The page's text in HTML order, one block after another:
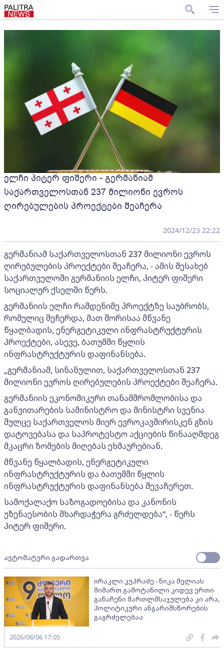
ელჩი პიტერ ფიშერი - გერმანიამ
საქართველოსთან 237 მილიონი ევროს
ღირებულების პროექტები შეაჩერა
2024/12/23 22:22
გერმანიამ საქართველოსთან 237 მილიონი ევროს
ღირებულების პროექტები შეაჩერა, - ამის შესახებ
საქართველოში გერმანიის ელჩი, პიტერ ფიშერი
სოციალურ ქსელში წერს.
გერმანიის ელჩი რამდენიმე პროექტზე საუბრობს,
რომელიც შეჩერდა, მათ შორისაა მწვანე
წყალბადის, ენერგეტიკული ინფრასტრუქტურის
პროექტები, ასევე, ბათუმში წყლის
ინფრასტრუქტურის დაფინანსება.
„გერმანიამ, სინანულით, საქართველოსთან 237
მილიონი ევროს ღირებულების პროექტები შეაჩერა.
გერმანიის ეკონომიკური თანამშრომლობისა და
განვითარების სამინისტრო და მინისტრი სვენია
შულცე საქართველოს მიერ ევროკავშირისკენ გზის
დატოვებასა და საპროტესტო აქციების წინააღმდეგ
მკაცრი ზომების მიღებას ეხმაურებიან.
მწვანე წყალბადის, ენერგეტიკული
ინფრასტრუქტურის და ბათუმში წყლის
ინფრასტრუქტურის დაფინანსება შევაჩერეთ.
სამოქალაქო საზოგადოებისა და კანონის
უზენაესობის მხარდაჭერა გრძელდება“, - წერს
პიტერ ფიშერი.
ავტომატური გადართვა
ირაკლი კუპრაძე - ნიკა მელიას
მიმართ გამოტანილი კიდევ ერთი
განაჩენი მართლმსაჯულება კი არა,
პოლიტიკური ანგარიშსწორების
გაგრძელებაა
2026/08/06 17:05